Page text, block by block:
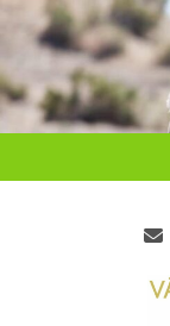
Ugrás
tartalomra